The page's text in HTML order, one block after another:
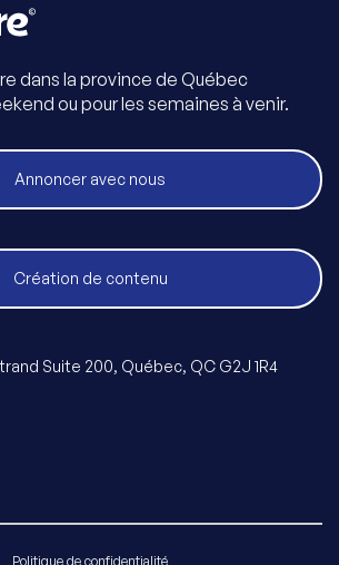
dans la province de Québec
ou pour les semaines à venir.
Annoncer avec nous
Création de contenu
Suite 200, Québec, QC G2J 1R4
Politique de confidentialité